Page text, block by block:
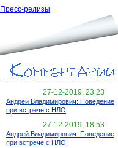
Пресс-релизы
27-12-2019, 23:23
Андрей Владимирович: Поведение
при встрече с НЛО
27-12-2019, 18:53
Андрей Владимирович: Поведение
при встрече с НЛО